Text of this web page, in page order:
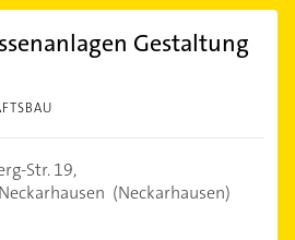
Gestaltung
Str. 19,
(Neckarhausen)